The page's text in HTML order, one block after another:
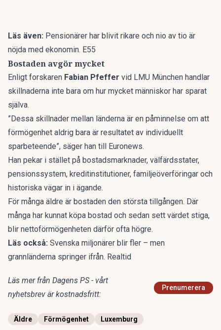
Läs även: Pensionärer har blivit rikare och nio av tio är
nöjda med ekonomin. E55
Bostaden avgör mycket
Enligt forskaren Fabian Pfeffer vid LMU München handlar
skillnaderna inte bara om hur mycket människor har sparat
själva.
”Dessa skillnader mellan länderna är en påminnelse om att
förmögenhet aldrig bara är resultatet av individuellt
sparbeteende”, säger han till Euronews.
Han pekar i stället på bostadsmarknader, välfärdsstater,
pensionssystem, kreditinstitutioner, familjeöverföringar och
historiska vägar in i ägande.
För många äldre är bostaden den största tillgången. Där
många har kunnat köpa bostad och sedan sett värdet stiga,
blir nettoförmögenheten därför ofta högre.
Läs också: Svenska miljonärer blir fler – men
grannländerna springer ifrån. Realtid
Läs mer från Dagens PS - vårt
nyhetsbrev är kostnadsfritt:
Prenumerera
Äldre Förmögenhet Luxemburg